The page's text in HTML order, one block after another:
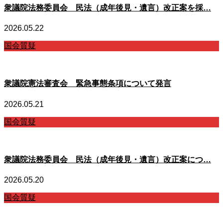
衆議院法務委員会 民法（成年後見・遺言）改正案を採…
2026.05.22
国会質疑
衆議院憲法審査会 緊急事態条項について発言
2026.05.21
国会質疑
衆議院法務委員会 民法（成年後見・遺言）改正案につ…
2026.05.20
国会質疑